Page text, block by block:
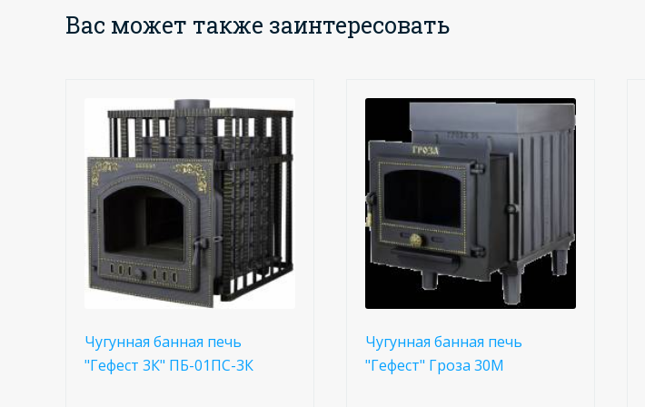
Вас может также заинтересовать
Чугунная банная печь
"Гефест 3К" ПБ-01ПС-3К
Чугунная банная печь
"Гефест" Гроза 30М